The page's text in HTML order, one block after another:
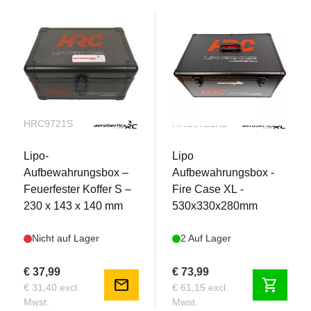
Automatische Ladefunktion bei Verwendung mit
Spektrum Smart Chargern
Dünneres Gehäuse ermöglicht eine höhere
Energiedichte bei gleichbleibender Haltbarkeit
Ideal für Hardcore-Basher, die maximale Laufzeit
und Zuverlässigkeit suchen
HRC9721S
Lipo-
Aufbewahrungsbox –
Feuerfester Koffer S –
230 x 143 x 140 mm
Nicht auf Lager
€ 37,99
€ 31,40 excl.
Mwst.
mail
HRC9721XL
Lipo
Aufbewahrungsbox -
Fire Case XL -
530x330x280mm
2 Auf Lager
€ 73,99
€ 61,15 excl.
Mwst.
shopping_cart